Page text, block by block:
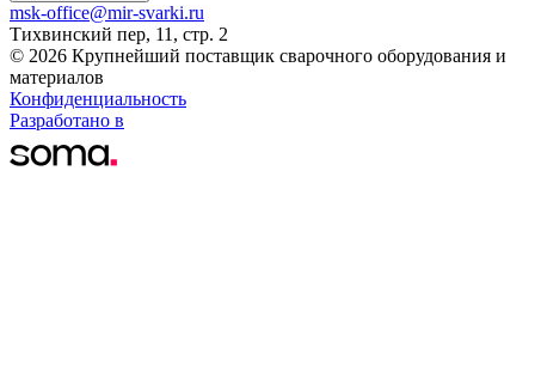
msk-office@mir-svarki.ru
Тихвинский пер, 11, стр. 2
© 2026 Крупнейший поставщик сварочного оборудования и
материалов
Конфиденциальность
Разработано в